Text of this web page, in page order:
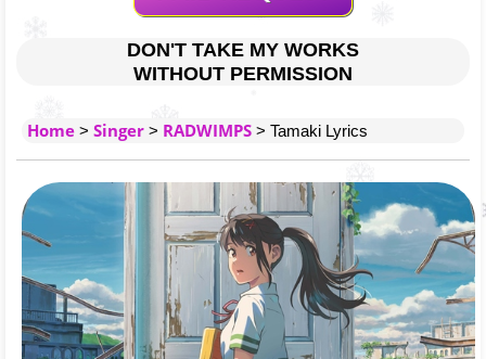
DON'T TAKE MY WORKS
WITHOUT PERMISSION
Home > Singer > RADWIMPS > Tamaki Lyrics